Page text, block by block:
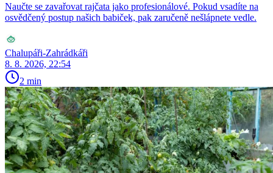
Naučte se zavařovat rajčata jako profesionálové. Pokud vsadíte na
osvědčený postup našich babiček, pak zaručeně nešlápnete vedle.
Chalupáři-Zahrádkáři
8. 8. 2026, 22:54
2 min